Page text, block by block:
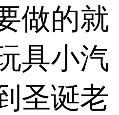
做的就
具小汽
圣诞老